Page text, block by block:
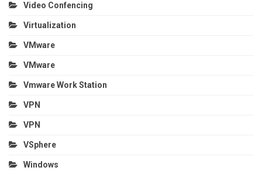
Video Confencing
Virtualization
VMware
VMware
Vmware Work Station
VPN
VPN
VSphere
Windows